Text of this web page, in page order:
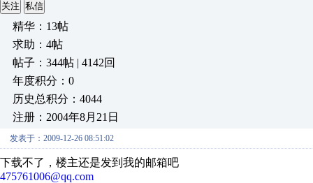
关注 私信
精华：13帖
求助：4帖
帖子：344帖 | 4142回
年度积分：0
历史总积分：4044
注册：2004年8月21日
发表于：2009-12-26 08:51:02
下载不了，楼主还是发到我的邮箱吧
475761006@qq.com